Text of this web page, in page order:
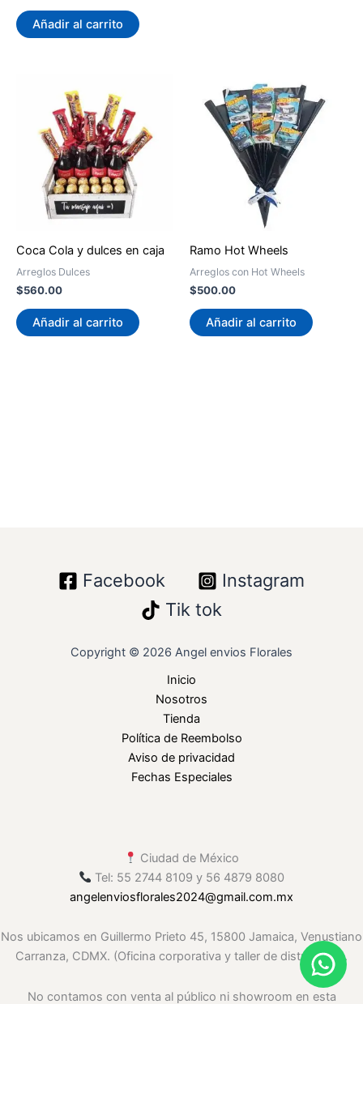
Añadir al carrito
Coca Cola y dulces en caja
Arreglos Dulces
$560.00
Añadir al carrito
Ramo Hot Wheels
Arreglos con Hot Wheels
$500.00
Añadir al carrito
Facebook
Instagram
Tik tok
Copyright © 2026 Angel envios Florales
Inicio
Nosotros
Tienda
Política de Reembolso
Aviso de privacidad
Fechas Especiales
Ciudad de México
Tel: 55 2744 8109 y 56 4879 8080
angelenviosflorales2024@gmail.com.mx
Nos ubicamos en Guillermo Prieto 45, 15800 Jamaica, Venustiano
Carranza, CDMX. (Oficina corporativa y taller de distribución.
No contamos con venta al público ni showroom en esta